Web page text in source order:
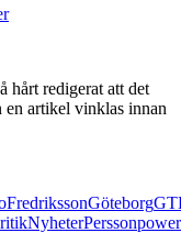
hårt redigerat att det
artikel vinklas innan
FredrikssonGöteborgGT
NyheterPersson